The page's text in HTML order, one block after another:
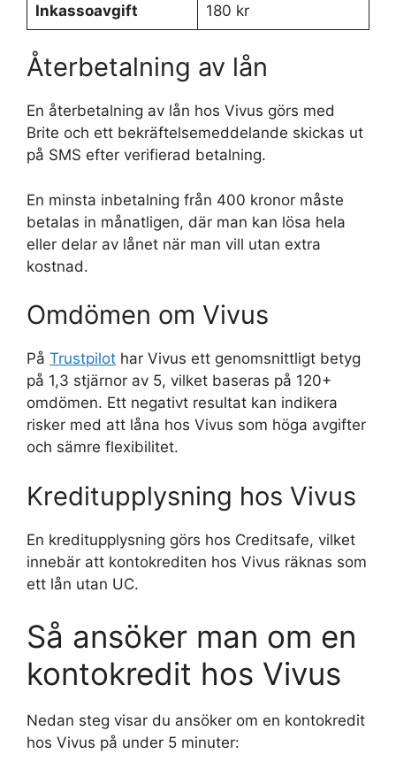
Inkassoavgift 180 kr
Återbetalning av lån
En återbetalning av lån hos Vivus görs med
Brite och ett bekräftelsemeddelande skickas ut
på SMS efter verifierad betalning.
En minsta inbetalning från 400 kronor måste
betalas in månatligen, där man kan lösa hela
eller delar av lånet när man vill utan extra
kostnad.
Omdömen om Vivus
På Trustpilot har Vivus ett genomsnittligt betyg
på 1,3 stjärnor av 5, vilket baseras på 120+
omdömen. Ett negativt resultat kan indikera
risker med att låna hos Vivus som höga avgifter
och sämre flexibilitet.
Kreditupplysning hos Vivus
En kreditupplysning görs hos Creditsafe, vilket
innebär att kontokrediten hos Vivus räknas som
ett lån utan UC.
Så ansöker man om en
kontokredit hos Vivus
Nedan steg visar du ansöker om en kontokredit
hos Vivus på under 5 minuter: